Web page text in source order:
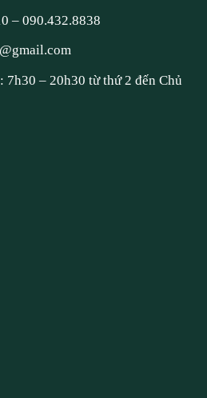
–090.432.8838
7h30 – 20h30 từ thứ 2 đến Chủ